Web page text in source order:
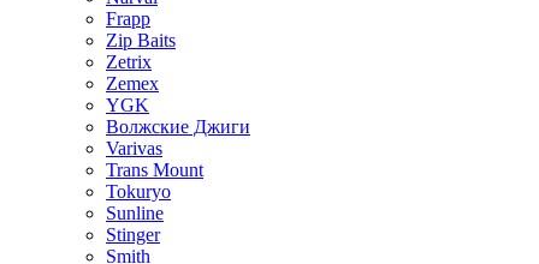
Frapp
Zip Baits
Zetrix
Zemex
YGK
Волжские Джиги
Varivas
Trans Mount
Tokuryo
Sunline
Stinger
Smith